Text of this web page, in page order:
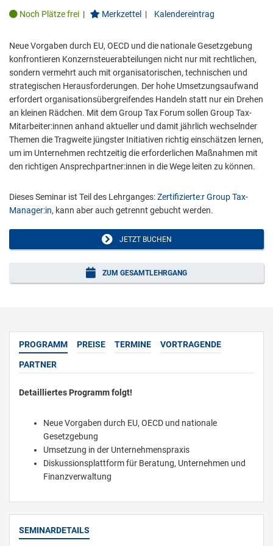
Noch Plätze frei | Merkzettel | Kalendereintrag
Neue Vorgaben durch EU, OECD und die nationale Gesetzgebung
konfrontieren Konzernsteuerabteilungen nicht nur mit rechtlichen,
sondern vermehrt auch mit organisatorischen, technischen und
strategischen Herausforderungen. Der hohe Umsetzungsaufwand
erfordert organisationsübergreifendes Handeln statt nur ein Drehen
an kleinen Rädchen. Mit dem Group Tax Forum sollen Group Tax-
Mitarbeiter:innen anhand aktueller und damit jährlich wechselnder
Themen die Tragweite jüngster Initiativen richtig einschätzen lernen,
um im Unternehmen rechtzeitig die erforderlichen Maßnahmen mit
den richtigen Ansprechpartner:innen in die Wege leiten zu können.
Dieses Seminar ist Teil des Lehrganges:Zertifizierte:r Group Tax-
Manager:in, kann aber auch getrennt gebucht werden.
JETZT BUCHEN
ZUM GESAMTLEHRGANG
PROGRAMM PREISE TERMINE VORTRAGENDE
PARTNER
Detailliertes Programm folgt!
Neue Vorgaben durch EU, OECD und nationale
Gesetzgebung
Umsetzung in der Unternehmenspraxis
Diskussionsplattform für Beratung, Unternehmen und
Finanzverwaltung
SEMINARDETAILS